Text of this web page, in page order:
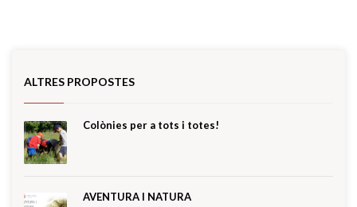
ALTRES PROPOSTES
Colònies per a tots i totes!
AVENTURA I NATURA